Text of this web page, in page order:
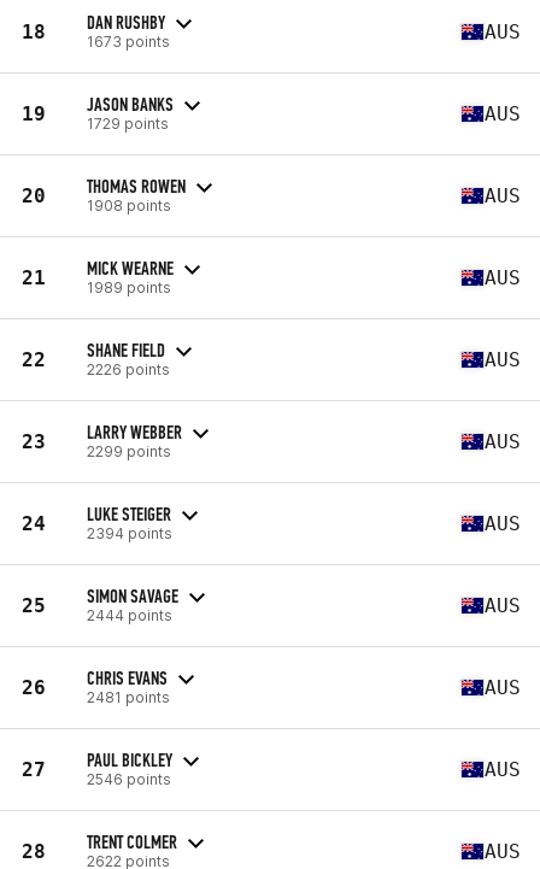
18 DAN RUSHBY
1673 points AUS
19 JASON BANKS
1729 points AUS
20 THOMAS ROWEN
1908 points AUS
21 MICK WEARNE
1989 points AUS
22 SHANE FIELD
2226 points AUS
23 LARRY WEBBER
2299 points AUS
24 LUKE STEIGER
2394 points AUS
25 SIMON SAVAGE
2444 points AUS
26 CHRIS EVANS
2481 points AUS
27 PAUL BICKLEY
2546 points AUS
28 TRENT COLMER
2622 points AUS